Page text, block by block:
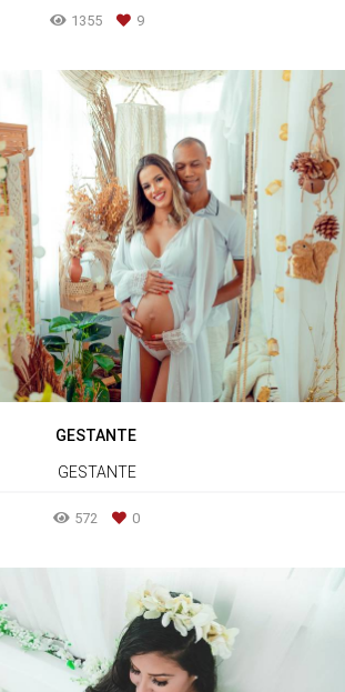
1355 9
GESTANTE
GESTANTE
572 0